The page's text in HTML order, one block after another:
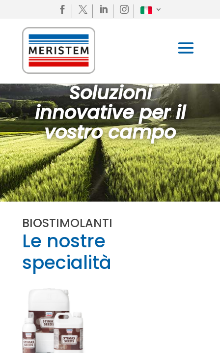
   
Soluzioni
innovative per il
vostro campo
BIOSTIMOLANTI
Le nostre
specialità